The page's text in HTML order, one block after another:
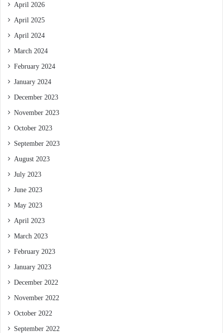
April 2026
April 2025
April 2024
March 2024
February 2024
January 2024
December 2023
November 2023
October 2023
September 2023
August 2023
July 2023
June 2023
May 2023
April 2023
March 2023
February 2023
January 2023
December 2022
November 2022
October 2022
September 2022